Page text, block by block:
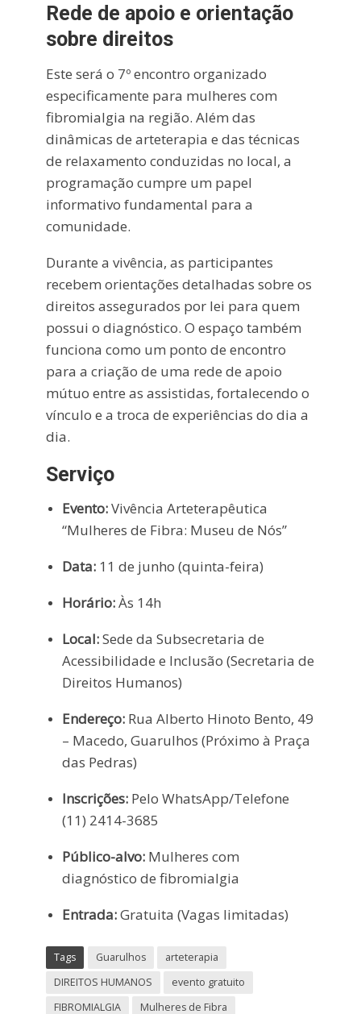
Rede de apoio e orientação
sobre direitos
Este será o 7º encontro organizado
especificamente para mulheres com
fibromialgia na região. Além das
dinâmicas de arteterapia e das técnicas
de relaxamento conduzidas no local, a
programação cumpre um papel
informativo fundamental para a
comunidade.
Durante a vivência, as participantes
recebem orientações detalhadas sobre os
direitos assegurados por lei para quem
possui o diagnóstico. O espaço também
funciona como um ponto de encontro
para a criação de uma rede de apoio
mútuo entre as assistidas, fortalecendo o
vínculo e a troca de experiências do dia a
dia.
Serviço
Evento:Vivência Arteterapêutica
“Mulheres de Fibra: Museu de Nós”
Data:11 de junho (quinta-feira)
Horário:Às 14h
Local:Sede da Subsecretaria de
Acessibilidade e Inclusão (Secretaria de
Direitos Humanos)
Endereço:Rua Alberto Hinoto Bento, 49
– Macedo, Guarulhos (Próximo à Praça
das Pedras)
Inscrições:Pelo WhatsApp/Telefone
(11) 2414-3685
Público-alvo:Mulheres com
diagnóstico de fibromialgia
Entrada:Gratuita (Vagas limitadas)
Tags Guarulhos
arteterapia
DIREITOS HUMANOS
evento gratuito
FIBROMIALGIA
Mulheres de Fibra